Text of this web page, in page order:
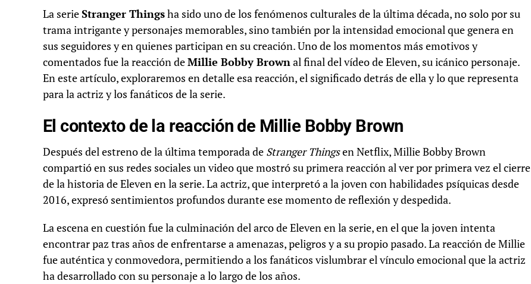
La serieStranger Thingsha sido uno de los fenómenos culturales de la última década, no solo por su
trama intrigante y personajes memorables, sino también por la intensidad emocional que genera en
sus seguidores y en quienes participan en su creación. Uno de los momentos más emotivos y
comentados fue la reacción deMillie Bobby Brownal final del vídeo de Eleven, su icánico personaje.
En este artículo, exploraremos en detalle esa reacción, el significado detrás de ella y lo que representa
para la actriz y los fanáticos de la serie.
El contexto de la reacción de Millie Bobby Brown
Después del estreno de la última temporada de Stranger Thingsen Netflix, Millie Bobby Brown
compartió en sus redes sociales un video que mostró su primera reacción al ver por primera vez el cierre
de la historia de Eleven en la serie. La actriz, que interpretó a la joven con habilidades psíquicas desde
2016, expresó sentimientos profundos durante ese momento de reflexión y despedida.
La escena en cuestión fue la culminación del arco de Eleven en la serie, en el que la joven intenta
encontrar paz tras años de enfrentarse a amenazas, peligros y a su propio pasado. La reacción de Millie
fue auténtica y conmovedora, permitiendo a los fanáticos vislumbrar el vínculo emocional que la actriz
ha desarrollado con su personaje a lo largo de los años.